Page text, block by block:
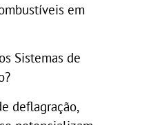
em
Sistemas de
deflagração,